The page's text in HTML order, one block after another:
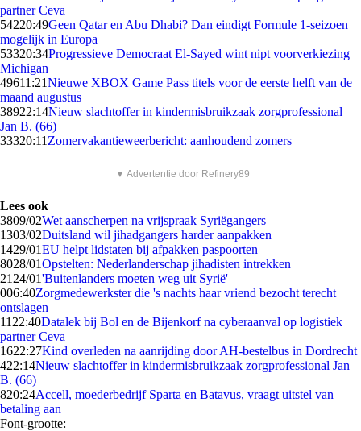
partner Ceva
54220:49Geen Qatar en Abu Dhabi? Dan eindigt Formule 1-seizoen
mogelijk in Europa
53320:34Progressieve Democraat El-Sayed wint nipt voorverkiezing
Michigan
49611:21Nieuwe XBOX Game Pass titels voor de eerste helft van de
maand augustus
38922:14Nieuw slachtoffer in kindermisbruikzaak zorgprofessional
Jan B. (66)
33320:11 Zomervakantieweerbericht: aanhoudend zomers
▼ Advertentie door Refinery89
Lees ook
3809/02Wet aanscherpen na vrijspraak Syriëgangers
1303/02Duitsland wil jihadgangers harder aanpakken
1429/01EU helpt lidstaten bij afpakken paspoorten
8028/01Opstelten: Nederlanderschap jihadisten intrekken
21 24/01'Buitenlanders moeten weg uit Syrië'
006:40Zorgmedewerkster die 's nachts haar vriend bezocht terecht
ontslagen
11 22:40Datalek bij Bol en de Bijenkorf na cyberaanval op logistiek
partner Ceva
1622:27Kind overleden na aanrijding door AH-bestelbus in Dordrecht
422:14Nieuw slachtoffer in kindermisbruikzaak zorgprofessional Jan
B. (66)
820:24Accell, moederbedrijf Sparta en Batavus, vraagt uitstel van
betaling aan
Font-grootte: